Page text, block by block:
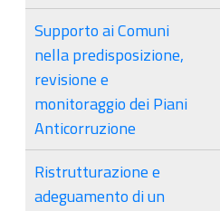
Supporto ai Comuni
nella predisposizione,
revisione e
monitoraggio dei Piani
Anticorruzione
Ristrutturazione e
adeguamento di un